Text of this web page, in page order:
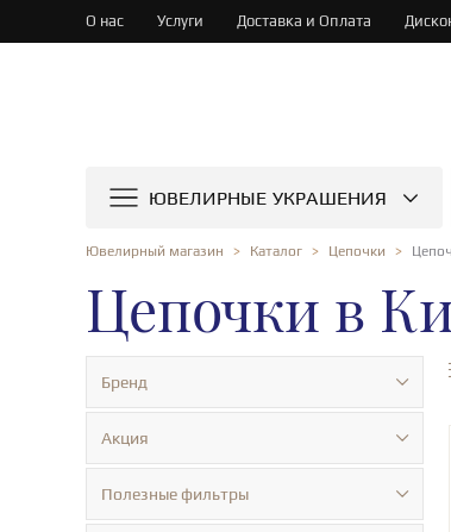
О нас Услуги Доставка и Оплата
ЮВЕЛИРНЫЕ УКРАШЕНИЯ
Ювелирный магазин Каталог Цепочки
Цепочки в
Бренд
Акция
Полезные фильтры